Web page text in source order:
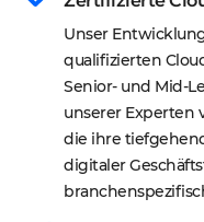
Unser
qualifizierten
Senior- und Mid-
unserer Experten
die ihre
digitaler